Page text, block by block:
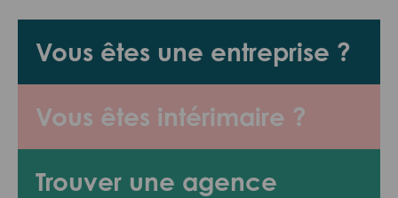
Vous êtes une entreprise ?
Vous êtes intérimaire ?
Trouver une agence